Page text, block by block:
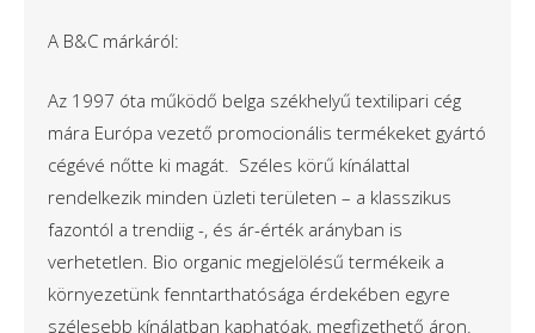
A B&C márkáról:
Az 1997 óta működő belga székhelyű textilipari cég
mára Európa vezető promocionális termékeket gyártó
cégévé nőtte ki magát. Széles körű kínálattal
rendelkezik minden üzleti területen – a klasszikus
fazontól a trendiig -, és ár-érték arányban is
verhetetlen. Bio organic megjelölésű termékeik a
környezetünk fenntarthatósága érdekében egyre
szélesebb kínálatban kaphatóak, megfizethető áron.